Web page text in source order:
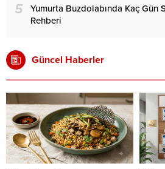
5
Yumurta Buzdolabında Kaç Gün
Rehberi
Güncel Haberler